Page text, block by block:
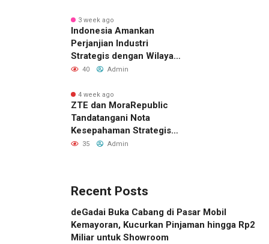
3 week ago
Indonesia Amankan
Perjanjian Industri
Strategis dengan Wilayah
Sverdlovsk, Rusia untuk
40 Admin
4 week ago
ZTE dan MoraRepublic
Tandatangani Nota
Kesepahaman Strategis
untuk Memperluas
35 Admin
Recent Posts
deGadai Buka Cabang di Pasar Mobil
Kemayoran, Kucurkan Pinjaman hingga Rp2
Miliar untuk Showroom